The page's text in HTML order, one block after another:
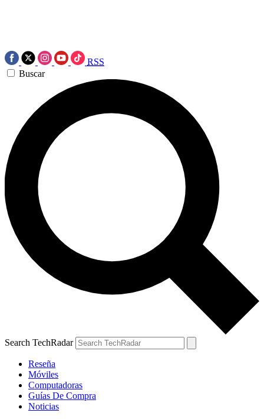
RSS
Buscar
Search TechRadar
Reseña
Móviles
Computadoras
Guías De Compra
Noticias